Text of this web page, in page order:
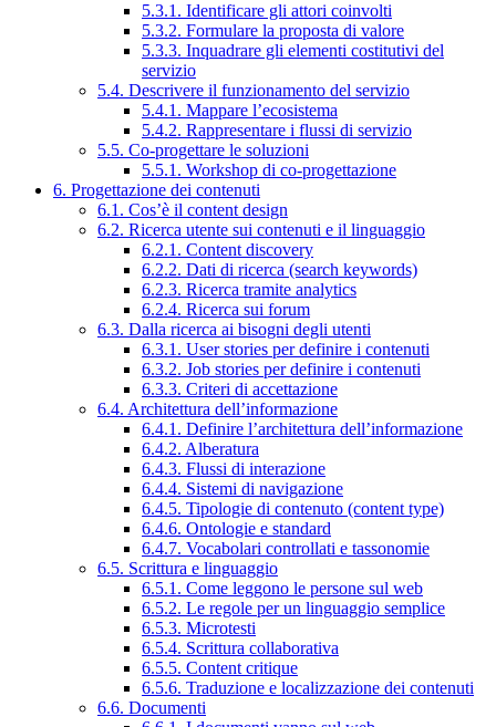
5.3.1. Identificare gli attori coinvolti
5.3.2. Formulare la proposta di valore
5.3.3. Inquadrare gli elementi costitutivi del
servizio
5.4. Descrivere il funzionamento del servizio
5.4.1. Mappare l’ecosistema
5.4.2. Rappresentare i flussi di servizio
5.5. Co-progettare le soluzioni
5.5.1. Workshop di co-progettazione
6. Progettazione dei contenuti
6.1. Cos’è il content design
6.2. Ricerca utente sui contenuti e il linguaggio
6.2.1. Content discovery
6.2.2. Dati di ricerca (search keywords)
6.2.3. Ricerca tramite analytics
6.2.4. Ricerca sui forum
6.3. Dalla ricerca ai bisogni degli utenti
6.3.1. User stories per definire i contenuti
6.3.2. Job stories per definire i contenuti
6.3.3. Criteri di accettazione
6.4. Architettura dell’informazione
6.4.1. Definire l’architettura dell’informazione
6.4.2. Alberatura
6.4.3. Flussi di interazione
6.4.4. Sistemi di navigazione
6.4.5. Tipologie di contenuto (content type)
6.4.6. Ontologie e standard
6.4.7. Vocabolari controllati e tassonomie
6.5. Scrittura e linguaggio
6.5.1. Come leggono le persone sul web
6.5.2. Le regole per un linguaggio semplice
6.5.3. Microtesti
6.5.4. Scrittura collaborativa
6.5.5. Content critique
6.5.6. Traduzione e localizzazione dei contenuti
6.6. Documenti